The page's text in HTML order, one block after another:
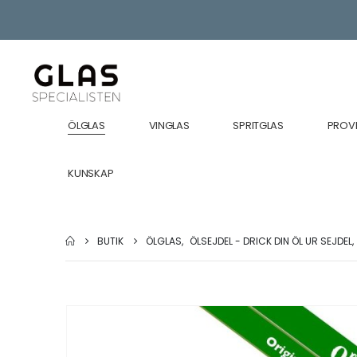
ÖLGLAS VINGLAS SPRITGLAS
KUNSKAP
BUTIK ÖLGLAS, ÖLSEJDEL - DRICK DIN ÖL UR SEJDEL,